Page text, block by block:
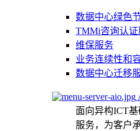
数据中心绿色
TMMi咨询认证
维保服务
业务连续性和
数据中心迁移
面向异构ICT
服务，为客户